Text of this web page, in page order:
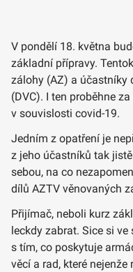
V pondělí 18. května
základní přípravy.
zálohy (AZ) a účastníky
(DVC). I ten proběhne
v souvislosti covid-19.
Jedním z opatření je
z jeho účastníků tak
sebou, na co
dílů AZTV věnovaných
Přijímač, neboli kurz
leckdy zabrat. Sice si
s tím, co poskytuje
věcí a rad, které